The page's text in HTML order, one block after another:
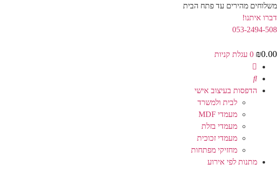
דלג
לתוכן
משלוחים מהירים עד פתח הבית
דברו איתנו!
053-2494-508
₪0.00
0 עגלת קניות
הדפסות בעיצוב אישי
לבית ולמשרד
מעמדי MDF
מעמדי בזלת
מעמדי זכוכית
מחזיקי מפתחות
מתנות לפי אירוע